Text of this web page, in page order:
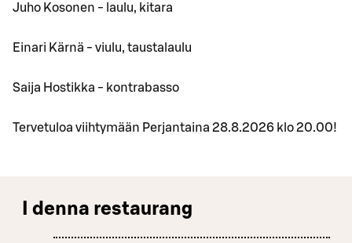
Juho Kosonen - laulu, kitara
Einari Kärnä - viulu, taustalaulu
Saija Hostikka - kontrabasso
Tervetuloa viihtymään Perjantaina 28.8.2026 klo 20.00!
I denna restaurang